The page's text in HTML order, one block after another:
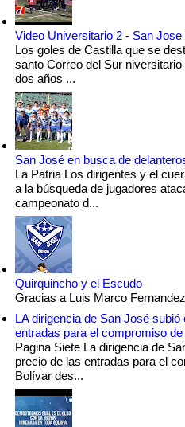
Video Universitario 2 - San Jose
Los goles de Castilla que se
santo Correo del Sur
dos años ...
San José en busca de
La Patria Los dirigentes y el
a la búsqueda de jugadores
campeonato d...
Quirquincho y el Escudo
Gracias a Luis Marco
LA dirigencia de San José
entradas para el compromiso
Pagina Siete La dirigencia de
precio de las entradas para el
Bolívar des...